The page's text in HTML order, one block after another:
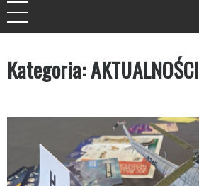
Kategoria:AKTUALNOŚCI